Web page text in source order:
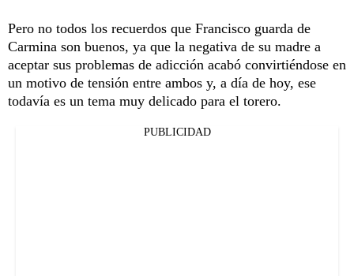
Pero no todos los recuerdos que Francisco guarda de
Carmina son buenos, ya que la negativa de su madre a
aceptar sus problemas de adicción acabó convirtiéndose en
un motivo de tensión entre ambos y, a día de hoy, ese
todavía es un tema muy delicado para el torero.
PUBLICIDAD